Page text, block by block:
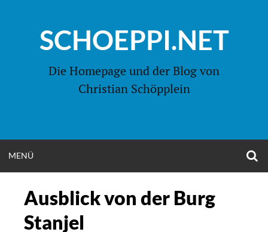
springenSCHOEPPI.NET
Die Homepage und der Blog von
Christian Schöpplein
MENÜ
Ausblick von der Burg
Stanjel